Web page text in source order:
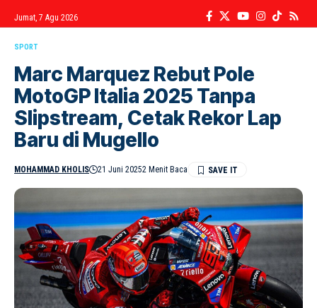
Jumat, 7 Agu 2026
SPORT
Marc Marquez Rebut Pole
MotoGP Italia 2025 Tanpa
Slipstream, Cetak Rekor Lap
Baru di Mugello
MOHAMMAD KHOLIS 21 Juni 20252 Menit Baca